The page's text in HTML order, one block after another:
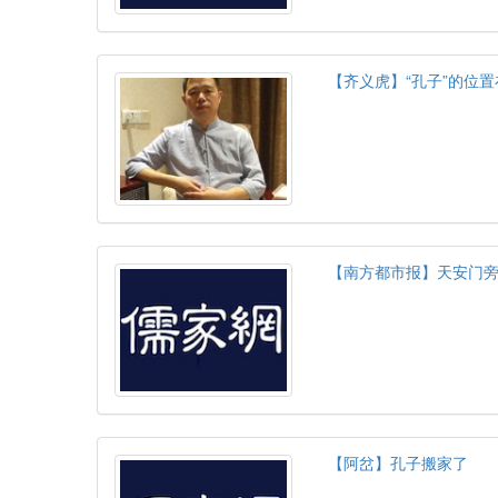
【齐义虎】“孔子”的位
【南方都市报】天安门
【阿岔】孔子搬家了